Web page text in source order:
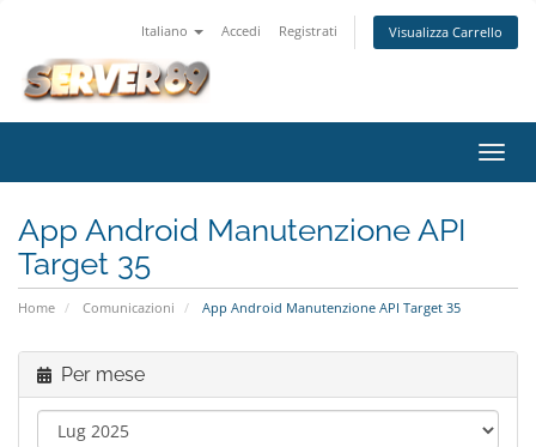
Italiano Accedi Registrati Visualizza Carrello
Attiva
App Android Manutenzione API
Target 35
Home Comunicazioni App Android Manutenzione API Target 35
Per mese